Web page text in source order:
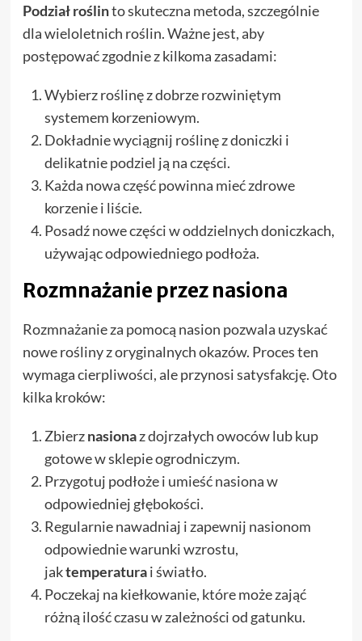
Podział roślinto skuteczna metoda, szczególnie
dla wieloletnich roślin. Ważne jest, aby
postępować zgodnie z kilkoma zasadami:
Wybierz roślinę z dobrze rozwiniętym
systemem korzeniowym.
Dokładnie wyciągnij roślinę z doniczki i
delikatnie podziel ją na części.
Każda nowa część powinna mieć zdrowe
korzenie i liście.
Posadź nowe części w oddzielnych doniczkach,
używając odpowiedniego podłoża.
Rozmnażanie przez nasiona
Rozmnażanie za pomocą nasion pozwala uzyskać
nowe rośliny z oryginalnych okazów. Proces ten
wymaga cierpliwości, ale przynosi satysfakcję. Oto
kilka kroków:
Zbierznasionaz dojrzałych owoców lub kup
gotowe w sklepie ogrodniczym.
Przygotuj podłoże i umieść nasiona w
odpowiedniej głębokości.
Regularnie nawadniaj i zapewnij nasionom
odpowiednie warunki wzrostu,
jaktemperaturai światło.
Poczekaj na kiełkowanie, które może zająć
różną ilość czasu w zależności od gatunku.